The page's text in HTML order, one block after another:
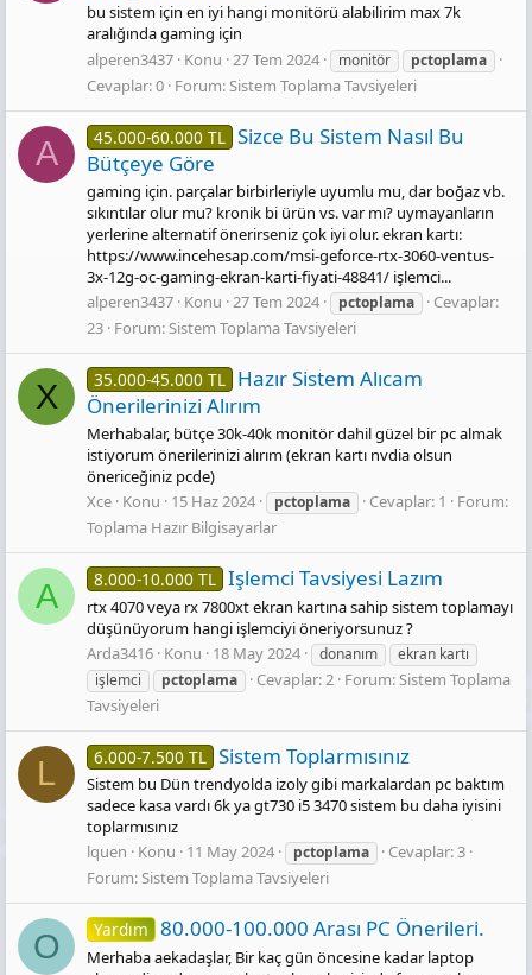
bu sistem için en iyi hangi monitörü alabilirim max 7k
aralığında gaming için
alperen3437 Konu 27 Tem 2024 monitör pctoplama
Cevaplar: 0 Forum: Sistem Toplama Tavsiyeleri
A 45.000-60.000 TL Sizce Bu Sistem Nasıl Bu
Bütçeye Göre
gaming için. parçalar birbirleriyle uyumlu mu, dar boğaz vb.
sıkıntılar olur mu? kronik bi ürün vs. var mı? uymayanların
yerlerine alternatif önerirseniz çok iyi olur. ekran kartı:
https://www.incehesap.com/msi-geforce-rtx-3060-ventus-
3x-12g-oc-gaming-ekran-karti-fiyati-48841/ işlemci...
alperen3437 Konu 27 Tem 2024 pctoplama
Cevaplar:
23 Forum:Sistem Toplama Tavsiyeleri
X 35.000-45.000 TL Hazır Sistem Alıcam
Önerilerinizi Alırım
Merhabalar, bütçe 30k-40k monitör dahil güzel bir pc almak
istiyorum önerilerinizi alırım (ekran kartı nvdia olsun
önericeğiniz pcde)
Xce Konu 15 Haz 2024 pctoplama Cevaplar: 1
Forum:
Toplama Hazır Bilgisayarlar
A 8.000-10.000 TL Işlemci Tavsiyesi Lazım
rtx 4070 veya rx 7800xt ekran kartına sahip sistem toplamayı
düşünüyorum hangi işlemciyi öneriyorsunuz ?
Arda3416 Konu 18 May 2024 donanım
ekran kartı
işlemci
pctoplama Cevaplar: 2 Forum:Sistem Toplama
Tavsiyeleri
L 6.000-7.500 TL Sistem Toplarmısınız
Sistem bu Dün trendyolda izoly gibi markalardan pc baktım
sadece kasa vardı 6k ya gt730 i5 3470 sistem bu daha iyisini
toplarmısınız
lquen
Konu 11 May 2024 pctoplama
Cevaplar: 3
Forum:Sistem Toplama Tavsiyeleri
O Yardım 80.000-100.000 Arası PC Önerileri.
Merhaba aekadaşlar, Bir kaç gün öncesine kadar laptop